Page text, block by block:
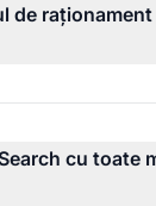
de
cu toate